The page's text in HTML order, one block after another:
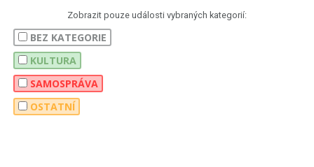
Zobrazit pouze události vybraných kategorií:
BEZ KATEGORIE
KULTURA
SAMOSPRÁVA
OSTATNÍ